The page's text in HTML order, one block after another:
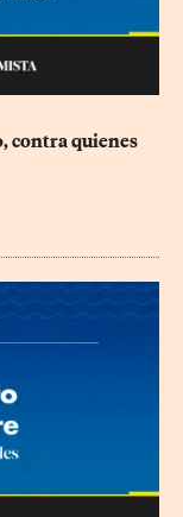
contra quienes